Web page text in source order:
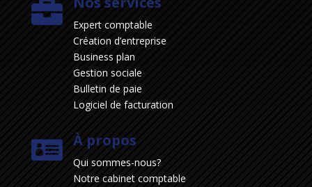

Expert comptable
Création d’entreprise
Business plan
Gestion sociale
Bulletin de paie
Logiciel de facturation
 À propos
Qui sommes-nous?
Notre cabinet comptable